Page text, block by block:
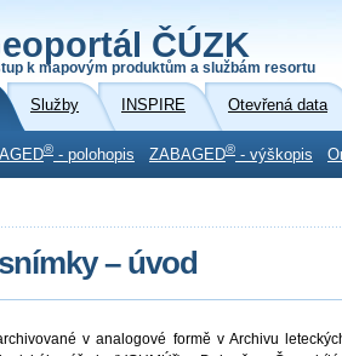
ČÚZK
k mapovým produktům a službám resortu
Služby INSPIRE Otevřená data
® - polohopis ZABAGED® - výškopis
– úvod
v analogové formě v Archivu